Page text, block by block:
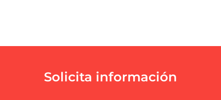
Solicita información